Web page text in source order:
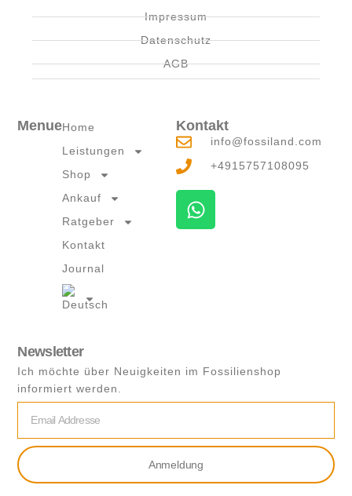
Impressum
Datenschutz
AGB
MenueHome
Leistungen
Shop
Ankauf
Ratgeber
Kontakt
Journal
Kontakt
info@fossiland.com
+4915757108095
W
h
Newsletter
Ich möchte über Neuigkeiten im Fossilienshop
informiert werden.
Anmeldung